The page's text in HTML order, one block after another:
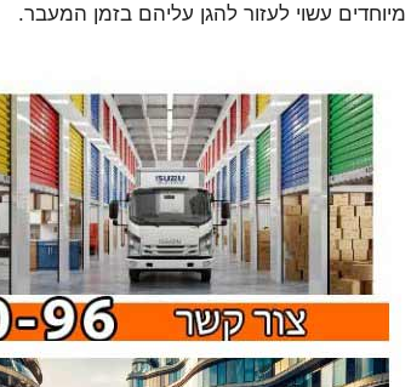
מיוחדים עשוי לעזור להגן עליהם בזמן המעבר.